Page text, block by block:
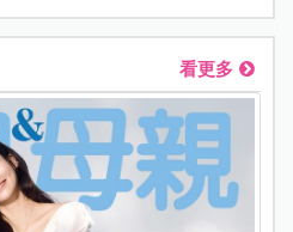
看更多